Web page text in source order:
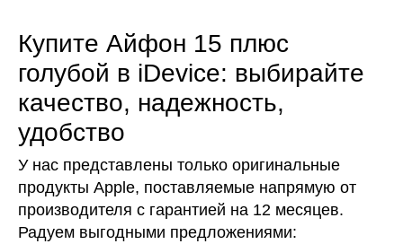
Купите Айфон 15 плюс
голубой в iDevice: выбирайте
качество, надежность,
удобство
У нас представлены только оригинальные
продукты Apple, поставляемые напрямую от
производителя с гарантией на 12 месяцев.
Радуем выгодными предложениями: